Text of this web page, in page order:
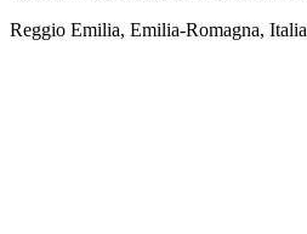
Reggio Emilia, Emilia-Romagna, Italia